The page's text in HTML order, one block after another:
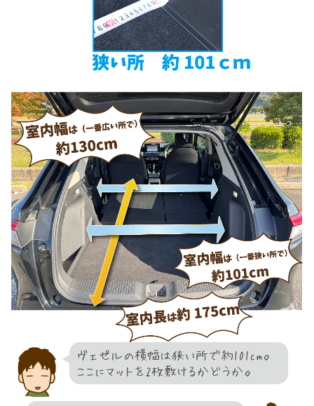
ヴェゼルの横幅は狭い所で約101cm。
ここにマットを2枚敷けるかどうか。